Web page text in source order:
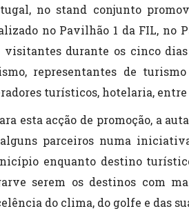
no stand conjunto
no Pavilhão 1 da FIL, no
visitantes durante os cinco
representantes de
turísticos, hotelaria,
esta acção de promoção, a
parceiros numa
enquanto destino
serem os destinos com
do clima, do golfe e das